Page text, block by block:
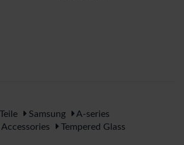
Teile Samsung
A-series
Accessories
Tempered Glass